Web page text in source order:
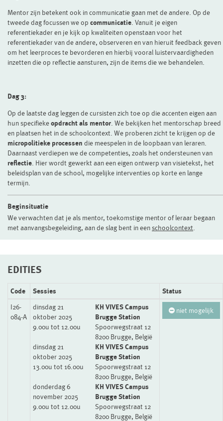
Mentor zijn betekent ook in communicatie gaan met de andere. Op de
tweede dag focussen we op communicatie . Vanuit je eigen
referentiekader en je kijk op kwaliteiten openstaan voor het
referentiekader van de andere, observeren en van hieruit feedback geven
om het leerproces te bevorderen en hierbij vooral luistervaardigheden
inzetten die op reflectie aansturen, zijn de items die we behandelen.
Dag 3:
Op de laatste dag leggen de cursisten zich toe op die accenten eigen aan
hun specifiekeopdracht als mentor . We bekijken het mentorschap breed
en plaatsen het in de schoolcontext. We proberen zicht te krijgen op de
micropolitieke processen die meespelen in de loopbaan van leraren.
Daarnaast verdiepen we de competenties, zoals het ondersteunen van
reflectie . Hier wordt gewerkt aan een eigen ontwerp van visietekst, het
beleidsplan van de school, mogelijke interventies op korte en lange
termijn.
Beginsituatie
We verwachten dat je als mentor, toekomstige mentor of leraar begaan
met aanvangsbegeleiding, aan de slag bent in een schoolcontext
EDITIES
Code Sessies
Status
I26-
084-A
dinsdag 21
oktober 2025
9.00u tot 12.00u
KH VIVES Campus
Brugge Station
Spoorwegstraat 12
8200 Brugge, België
dinsdag 21
oktober 2025
13.00u tot 16.00u
KH VIVES Campus
Brugge Station
Spoorwegstraat 12
8200 Brugge, België
donderdag 6
november 2025
9.00u tot 12.00u
KH VIVES Campus
Brugge Station
Spoorwegstraat 12
8200 Brugge, België
niet mogelijk